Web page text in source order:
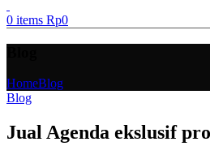
0 items Rp0
HomeBlog
Blog
Jual Agenda ekslusif